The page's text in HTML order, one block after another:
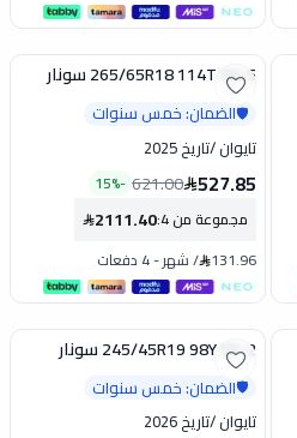
تخفيض 265/65R18 114T SX-5 سونار
🛡️الضمان: خمس سنوات
تايوان/تاريخ 2025
527.85
621.00
-
15%
مجموعة من 4 :
2111.40
131.96
/شهر-4 دفعات
تخفيض 245/45R19 98Y SX-2 سونار
🛡️الضمان: خمس سنوات
تايوان/تاريخ 2026